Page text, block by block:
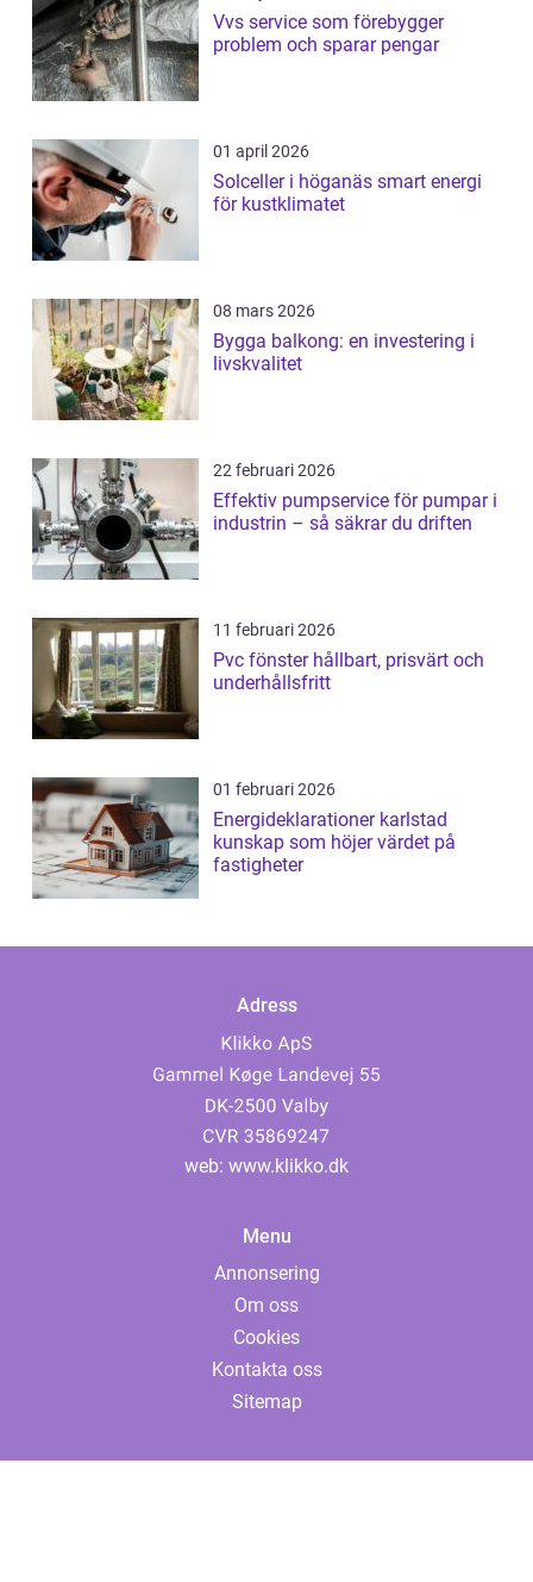
Vvs service som förebygger
problem och sparar pengar
01 april 2026
Solceller i höganäs smart energi
för kustklimatet
08 mars 2026
Bygga balkong: en investering i
livskvalitet
22 februari 2026
Effektiv pumpservice för pumpar i
industrin – så säkrar du driften
11 februari 2026
Pvc fönster hållbart, prisvärt och
underhållsfritt
01 februari 2026
Energideklarationer karlstad
kunskap som höjer värdet på
fastigheter
Adress
web: www.klikko.dk
Menu
Annonsering
Om oss
Cookies
Kontakta oss
Sitemap